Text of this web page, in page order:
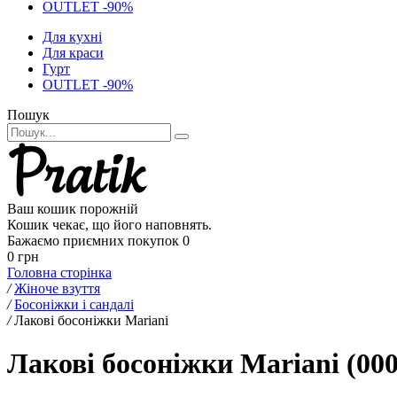
OUTLET -90%
Для кухні
Для краси
Гурт
OUTLET -90%
Пошук
Ваш кошик порожній
Кошик чекає, що його наповнять.
Бажаємо приємних покупок 0
0 грн
Головна сторінка
/ Жіноче взуття
/ Босоніжки і сандалі
/ Лакові босоніжки Mariani
Лакові босоніжки Mariani